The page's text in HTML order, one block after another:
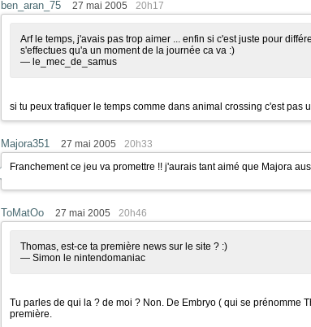
ben_aran_75 27 mai 2005 20h17
Arf le temps, j'avais pas trop aimer ... enfin si c'est juste pour
s'effectues qu'a un moment de la journée ca va :)
— le_mec_de_samus
si tu peux trafiquer le temps comme dans animal crossing c'est pas
Majora351 27 mai 2005 20h33
Franchement ce jeu va promettre !! j'aurais tant aimé que Majora
ToMatOo 27 mai 2005 20h46
Thomas, est-ce ta première news sur le site ? :)
— Simon le nintendomaniac
Tu parles de qui la ? de moi ? Non. De Embryo ( qui se prénomme
première.